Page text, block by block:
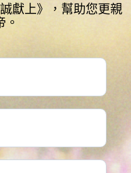
獻上》，幫助您更親
。